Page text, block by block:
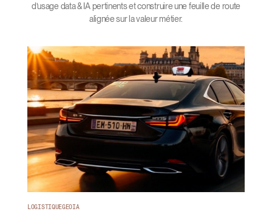
d’usage data & IA pertinents et construire une feuille de route
alignée sur la valeur métier.
LOGISTIQUEGEOIA